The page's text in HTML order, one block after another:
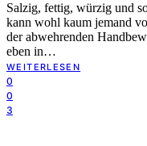
Salzig, fettig, würzig und
kann wohl kaum jemand
der abwehrenden
eben in…
WEITERLESEN
0
0
3